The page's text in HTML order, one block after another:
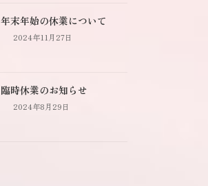
年末年始の休業について
2024年11月27日
臨時休業のお知らせ
2024年8月29日